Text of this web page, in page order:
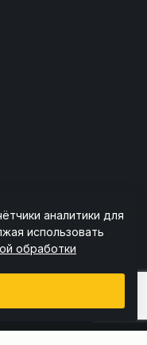
аналитики для
использовать
обработки